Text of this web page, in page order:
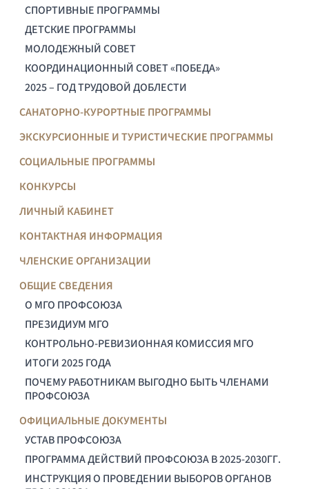
СПОРТИВНЫЕ ПРОГРАММЫ
ДЕТСКИЕ ПРОГРАММЫ
МОЛОДЕЖНЫЙ СОВЕТ
КООРДИНАЦИОННЫЙ СОВЕТ «ПОБЕДА»
2025 – ГОД ТРУДОВОЙ ДОБЛЕСТИ
САНАТОРНО-КУРОРТНЫЕ ПРОГРАММЫ
ЭКСКУРСИОННЫЕ И ТУРИСТИЧЕСКИЕ ПРОГРАММЫ
СОЦИАЛЬНЫЕ ПРОГРАММЫ
КОНКУРСЫ
ЛИЧНЫЙ КАБИНЕТ
КОНТАКТНАЯ ИНФОРМАЦИЯ
ЧЛЕНСКИЕ ОРГАНИЗАЦИИ
ОБЩИЕ СВЕДЕНИЯ
О МГО ПРОФСОЮЗА
ПРЕЗИДИУМ МГО
КОНТРОЛЬНО-РЕВИЗИОННАЯ КОМИССИЯ МГО
ИТОГИ 2025 ГОДА
ПОЧЕМУ РАБОТНИКАМ ВЫГОДНО БЫТЬ ЧЛЕНАМИ
ПРОФСОЮЗА
ОФИЦИАЛЬНЫЕ ДОКУМЕНТЫ
УСТАВ ПРОФСОЮЗА
ПРОГРАММА ДЕЙСТВИЙ ПРОФСОЮЗА В 2025-2030ГГ.
ИНСТРУКЦИЯ О ПРОВЕДЕНИИ ВЫБОРОВ ОРГАНОВ